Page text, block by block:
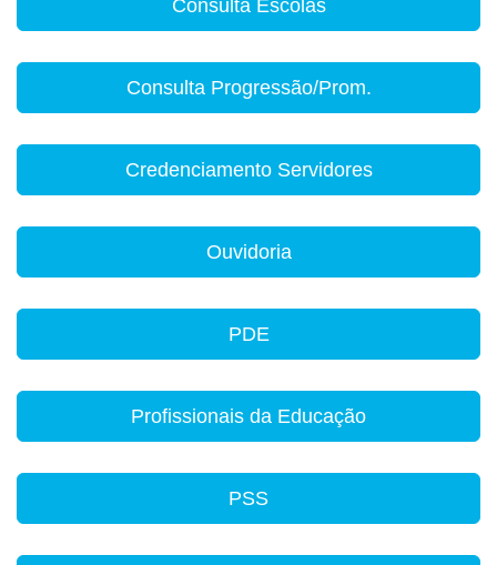
Consulta Escolas
Consulta Progressão/Prom.
Credenciamento Servidores
Ouvidoria
PDE
Profissionais da Educação
PSS